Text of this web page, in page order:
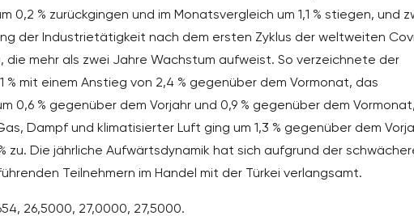
0,2 % zurückgingen und im Monatsvergleich um 1,1 % stiegen, und
der Industrietätigkeit nach dem ersten Zyklus der weltweiten
die mehr als zwei Jahre Wachstum aufweist. So verzeichnete der
% mit einem Anstieg von 2,4 % gegenüber dem Vormonat, das
0,6 % gegenüber dem Vorjahr und 0,9 % gegenüber dem Vormonat,
Dampf und klimatisierter Luft ging um 1,3 % gegenüber dem
zu. Die jährliche Aufwärtsdynamik hat sich aufgrund der
Teilnehmern im Handel mit der Türkei verlangsamt.
26,5000, 27,0000, 27,5000.